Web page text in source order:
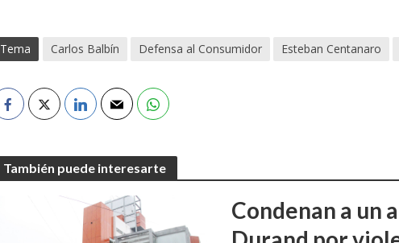
Tema Carlos Balbín Defensa al Consumidor Esteban Centanaro
También puede interesarte
Condenan a un